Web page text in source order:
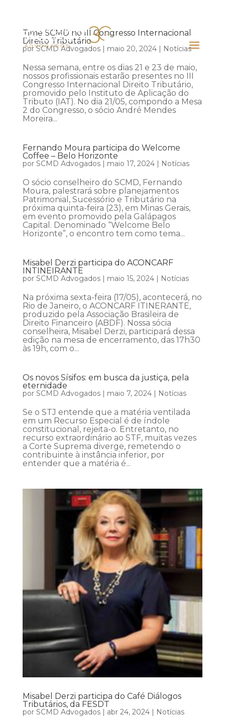
Time SCMD no III Congresso Internacional
Direito Tributário
porSCMD Advogados| maio 20, 2024| Notícias
Nessa semana, entre os dias 21 e 23 de maio,
nossos profissionais estarão presentes no III
Congresso Internacional Direito Tributário,
promovido pelo Instituto de Aplicação do
Tributo (IAT). No dia 21/05, compondo a Mesa
2 do Congresso, o sócio André Mendes
Moreira...
Fernando Moura participa do Welcome
Coffee – Belo Horizonte
por SCMD Advogados| maio 17, 2024| Notícias
O sócio conselheiro do SCMD, Fernando
Moura, palestrará sobre planejamentos
Patrimonial, Sucessório e Tributário na
próxima quinta-feira (23), em Minas Gerais,
em evento promovido pela Galápagos
Capital. Denominado “Welcome Belo
Horizonte”, o encontro tem como tema...
Misabel Derzi participa do ACONCARF
INTINEIRANTE
por SCMD Advogados| maio 15, 2024| Notícias
Na próxima sexta-feira (17/05), acontecerá, no
Rio de Janeiro, o ACONCARF ITINERANTE,
produzido pela Associação Brasileira de
Direito Financeiro (ABDF). Nossa sócia
conselheira, Misabel Derzi, participará dessa
edição na mesa de encerramento, das 17h30
às 19h, com o...
Os novos Sísifos: em busca da justiça, pela
eternidade
por SCMD Advogados| maio 7, 2024| Notícias
Se o STJ entende que a matéria ventilada
em um Recurso Especial é de índole
constitucional, rejeita-o. Entretanto, no
recurso extraordinário ao STF, muitas vezes
a Corte Suprema diverge, remetendo o
contribuinte à instância inferior, por
entender que a matéria é...
Misabel Derzi participa do Café Diálogos
Tributários, da FESDT
por SCMD Advogados| abr 24, 2024| Notícias